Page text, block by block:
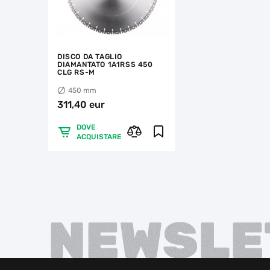
DISCO DA TAGLIO
DIAMANTATO 1A1RSS 450
CLG RS-M
450 mm
311,40 eur
DOVE
ACQUISTARE